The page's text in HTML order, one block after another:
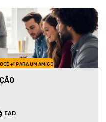
+1 PARA UM AMIGO
EAD